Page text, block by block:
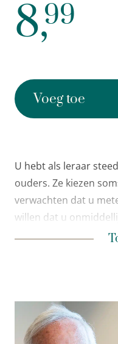
8,99
Voeg toe
U hebt als leraar
ouders. Ze kiezen
verwachten dat u
willen dat u
Uw vakmanschap
Een vader komt boos
meteen mijn hand uit:
gaat u zitten, wilt u